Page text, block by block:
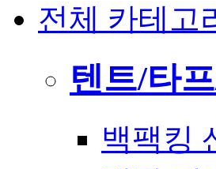
전체 카테고
텐트/타
백팩킹